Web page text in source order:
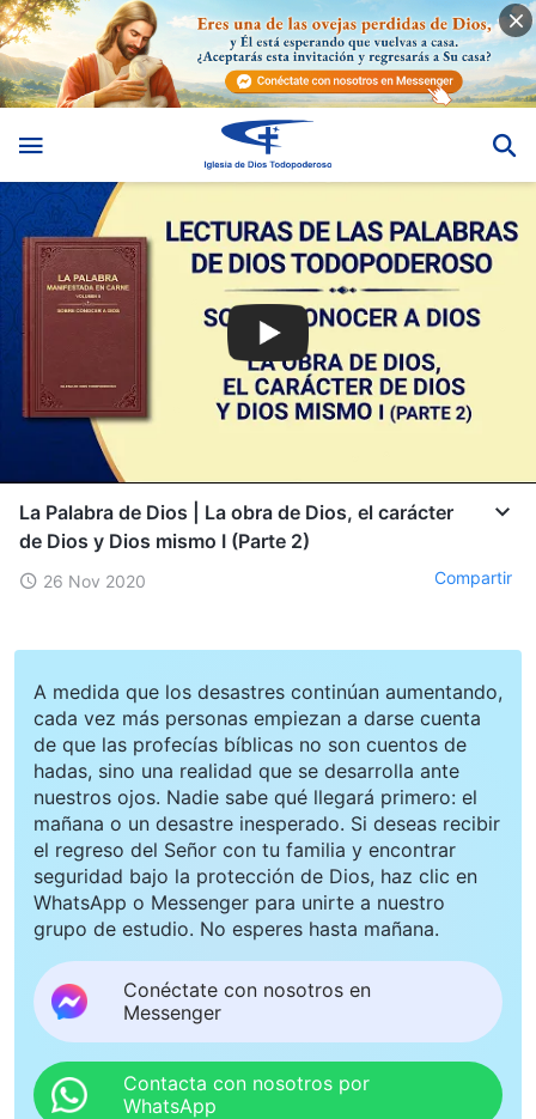
La Palabra de Dios | La obra de Dios, el carácter
de Dios y Dios mismo I (Parte 2)
26 Nov 2020 Compartir
A medida que los desastres continúan aumentando,
cada vez más personas empiezan a darse cuenta
de que las profecías bíblicas no son cuentos de
hadas, sino una realidad que se desarrolla ante
nuestros ojos. Nadie sabe qué llegará primero: el
mañana o un desastre inesperado. Si deseas recibir
el regreso del Señor con tu familia y encontrar
seguridad bajo la protección de Dios, haz clic en
WhatsApp o Messenger para unirte a nuestro
grupo de estudio. No esperes hasta mañana.
Conéctate con nosotros en
Messenger
Contacta con nosotros por
WhatsApp